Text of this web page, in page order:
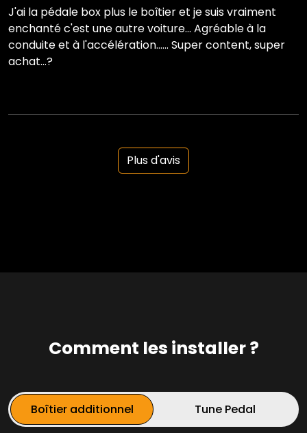
J'ai la pédale box plus le boîtier et je suis vraiment
enchanté c'est une autre voiture... Agréable à la
conduite et à l'accélération...... Super content, super
achat...?
Plus d'avis
Comment les installer ?
Boîtier additionnel Tune Pedal